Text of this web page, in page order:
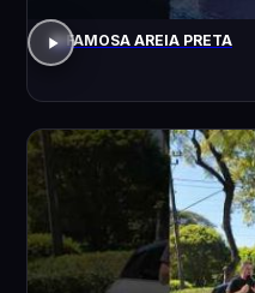
A FAMOSA AREIA PRETA